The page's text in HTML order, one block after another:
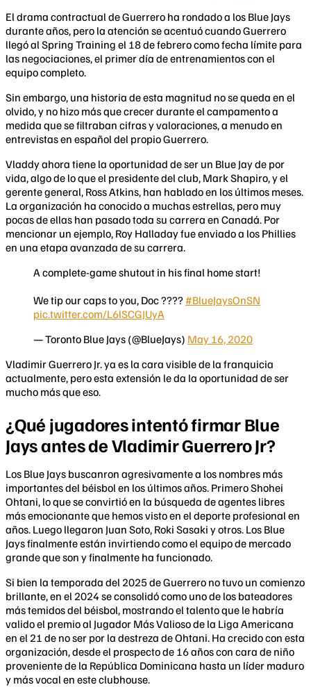
El drama contractual de Guerrero ha rondado a los Blue Jays
durante años, pero la atención se acentuó cuando Guerrero
llegó al Spring Training el 18 de febrero como fecha límite para
las negociaciones, el primer día de entrenamientos con el
equipo completo.
Sin embargo, una historia de esta magnitud no se queda en el
olvido, y no hizo más que crecer durante el campamento a
medida que se filtraban cifras y valoraciones, a menudo en
entrevistas en español del propio Guerrero.
Vladdy ahora tiene la oportunidad de ser un Blue Jay de por
vida, algo de lo que el presidente del club, Mark Shapiro, y el
gerente general, Ross Atkins, han hablado en los últimos meses.
La organización ha conocido a muchas estrellas, pero muy
pocas de ellas han pasado toda su carrera en Canadá. Por
mencionar un ejemplo, Roy Halladay fue enviado a los Phillies
en una etapa avanzada de su carrera.
A complete-game shutout in his final home start!
We tip our caps to you, Doc ???? #BlueJaysOnSN
pic.twitter.com/L6lSCGJUyA
— Toronto Blue Jays (@BlueJays) May 16, 2020
Vladimir Guerrero Jr. ya es la cara visible de la franquicia
actualmente, pero esta extensión le da la oportunidad de ser
mucho más que eso.
¿Qué jugadores intentó firmar Blue
Jays antes de Vladimir Guerrero Jr?
Los Blue Jays buscanron agresivamente a los nombres más
importantes del béisbol en los últimos años. Primero Shohei
Ohtani, lo que se convirtió en la búsqueda de agentes libres
más emocionante que hemos visto en el deporte profesional en
años. Luego llegaron Juan Soto, Roki Sasaki y otros. Los Blue
Jays finalmente están invirtiendo como el equipo de mercado
grande que son y finalmente ha funcionado.
Si bien la temporada del 2025 de Guerrero no tuvo un comienzo
brillante, en el 2024 se consolidó como uno de los bateadores
más temidos del béisbol, mostrando el talento que le habría
valido el premio al Jugador Más Valioso de la Liga Americana
en el 21 de no ser por la destreza de Ohtani. Ha crecido con esta
organización, desde el prospecto de 16 años con cara de niño
proveniente de la República Dominicana hasta un líder maduro
y más vocal en este clubhouse.